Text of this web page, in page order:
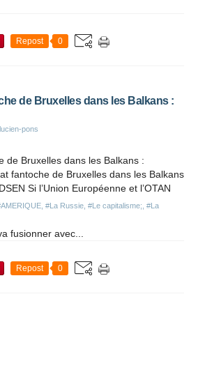
Repost 0
de Bruxelles dans les Balkans :
pons
#La Russie #Le capitalisme; #La
de Bruxelles dans les Balkans :
fantoche de Bruxelles dans les Balkans
Si l’Union Européenne et l’OTAN
fusionner avec...
Repost 0